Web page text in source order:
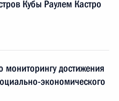
Кубы Раулем Кастро
мониторингу достижения
экономического